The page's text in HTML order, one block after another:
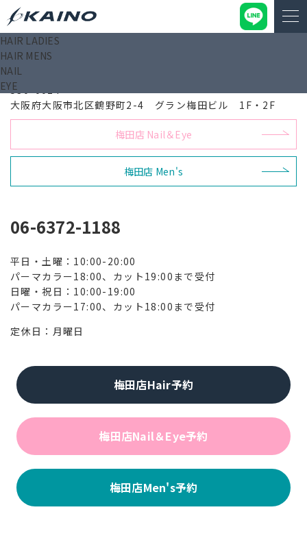
HAIR LADIES
HAIR MENS
NAIL
EYE
梅田店 Hair
530-0014
大阪府大阪市北区鶴野町2-4 グラン梅田ビル 1F・2F
梅田店 Nail＆Eye
梅田店 Men's
06-6372-1188
平日・土曜：10:00-20:00
パーマカラー18:00、カット19:00まで受付
日曜・祝日：10:00-19:00
パーマカラー17:00、カット18:00まで受付
定休日：月曜日
梅田店Hair予約
梅田店Nail＆Eye予約
梅田店Men's予約